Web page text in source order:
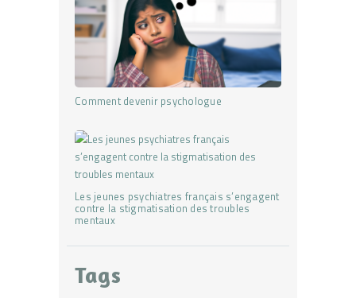
Comment devenir psychologue
Les jeunes psychiatres français s’engagent
contre la stigmatisation des troubles
mentaux
Tags